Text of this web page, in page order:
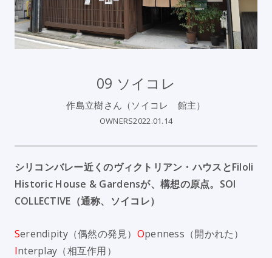
09 ソイコレ
作島立樹さん（ソイコレ 館主）
OWNERS2022.01.14
シリコンバレー近くのヴィクトリアン・ハウスとFiloli
Historic House & Gardensが、構想の原点。 SOI
COLLECTIVE （通称、ソイコレ）
Serendipity（偶然の発見） Openness（開かれた）
Interplay（相互作用）